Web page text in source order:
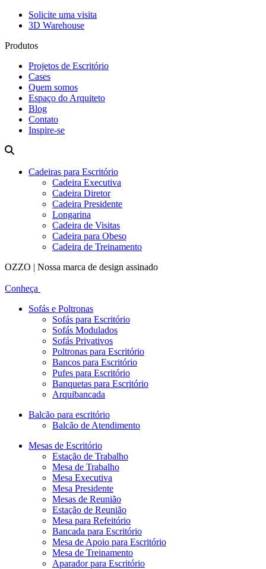
Solicite uma visita
3D Warehouse
Produtos
Projetos de Escritório
Cases
Quem somos
Espaço do Arquiteto
Blog
Contato
Inspire-se
Cadeiras para Escritório
Cadeira Executiva
Cadeira Diretor
Cadeira Presidente
Longarina
Cadeira de Visitas
Cadeira para Obeso
Cadeira de Treinamento
OZZO | Nossa marca de design assinado
Conheça
Sofás e Poltronas
Sofás para Escritório
Sofás Modulados
Sofás Privativos
Poltronas para Escritório
Bancos para Escritório
Pufes para Escritório
Banquetas para Escritório
Arquibancada
Balcão para escritório
Balcão de Atendimento
Mesas de Escritório
Estação de Trabalho
Mesa de Trabalho
Mesa Executiva
Mesa Presidente
Mesas de Reunião
Estação de Reunião
Mesa para Refeitório
Bancada para Escritório
Mesa de Apoio para Escritório
Mesa de Treinamento
Aparador para Escritório